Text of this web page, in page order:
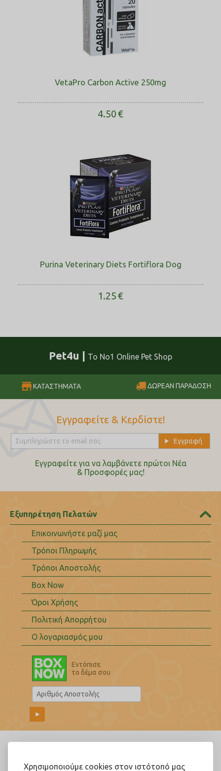
Χρησιμοποιούμε cookies στον ιστότοπό μας
VetaPro Carbon Active 250mg
4.50€
Purina Veterinary Diets Fortiflora Dog
1.25€
Pet4u | Το No1 Online Pet Shop
ΚΑΤΑΣΤΗΜΑΤΑ ΔΩΡΕΑΝ ΠΑΡΑΔΟΣΗ
Εγγραφείτε & Κερδίστε!
Εγγραφείτε για να λαμβάνετε πρώτοι Nέα
& Προσφορές μας!
Εξυπηρέτηση Πελατών
Επικοινωνήστε μαζί μας
Τρόποι Πληρωμής
Τρόποι Αποστολής
Box Now
Όροι Χρήσης
Πολιτική Απορρήτου
Ο λογαριασμός μου
Εντόπισε
το δέμα σου
Ακολουθήστε μας!